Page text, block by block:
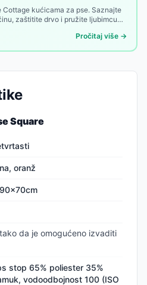
Cottage kućicama za pse. Saznajte
zaštitite drvo i pružite ljubimcu
Pročitaj više →
Square
oranž
da je omogućeno izvaditi
stop 65% poliester 35%
vodoodbojnost 100 (ISO